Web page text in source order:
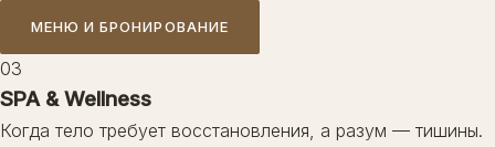
МЕНЮ И БРОНИРОВАНИЕ
03
SPA & Wellness
Когда тело требует восстановления, а разум — тишины.